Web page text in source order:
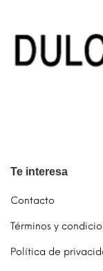
Te interesa
Contacto
Términos y
Política de